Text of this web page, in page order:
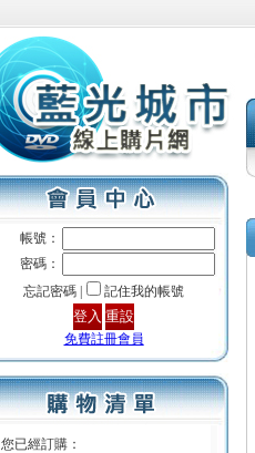
帳號：
密碼：
忘記密碼 |
記住我的帳號
免費註冊會員
您已經訂購：